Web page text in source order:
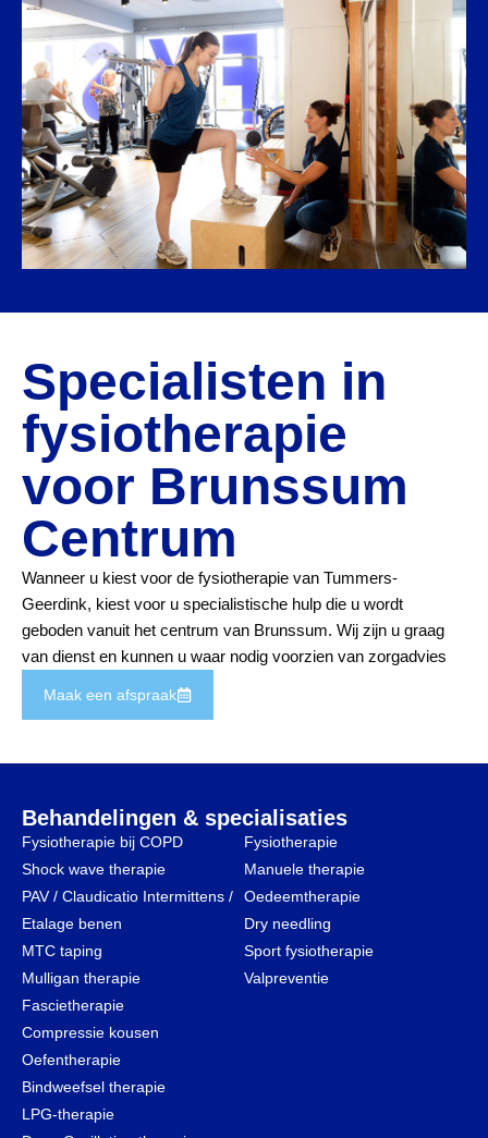
Specialisten in
fysiotherapie
voor Brunssum
Centrum
Wanneer u kiest voor de fysiotherapie van Tummers-
Geerdink, kiest voor u specialistische hulp die u wordt
geboden vanuit het centrum van Brunssum. Wij zijn u graag
van dienst en kunnen u waar nodig voorzien van zorgadvies
Maak een afspraak
Behandelingen & specialisaties
Fysiotherapie bij COPD
Shock wave therapie
PAV / Claudicatio Intermittens /
Etalage benen
MTC taping
Mulligan therapie
Fascietherapie
Compressie kousen
Oefentherapie
Bindweefsel therapie
LPG-therapie
Fysiotherapie
Manuele therapie
Oedeemtherapie
Dry needling
Sport fysiotherapie
Valpreventie